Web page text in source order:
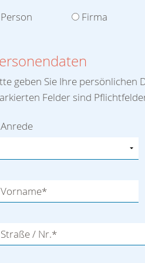
Person Firma
geben Sie Ihre persönlichen
Felder sind
Anrede
Vorname*
Straße / Nr.*